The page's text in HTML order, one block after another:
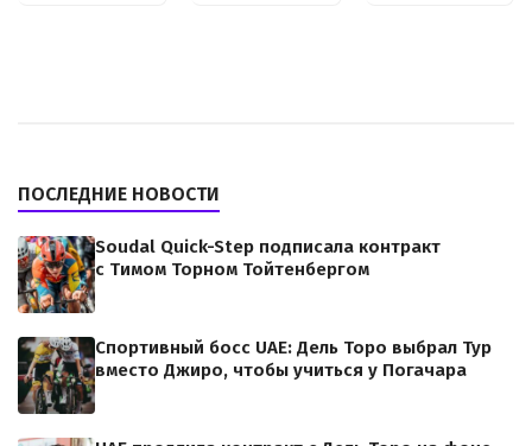
ПОСЛЕДНИЕ НОВОСТИ
Soudal Quick-Step подписала контракт
с Тимом Торном Тойтенбергом
Спортивный босс UAE: Дель Торо выбрал Тур
вместо Джиро, чтобы учиться у Погачара